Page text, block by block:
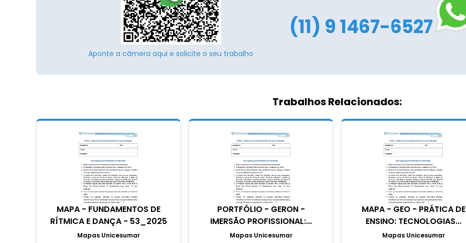
Aponte a câmera aqui e solicite o seu trabalho
(11) 9 1467-6527
Trabalhos Relacionados:
MAPA - FUNDAMENTOS DE
RÍTMICA E DANÇA - 53_2025
Mapas Unicesumar
PORTFÓLIO - GERON -
IMERSÃO PROFISSIONAL:...
Mapas Unicesumar
MAPA - GEO - PRÁTICA DE
ENSINO: TECNOLOGIAS...
Mapas Unicesumar